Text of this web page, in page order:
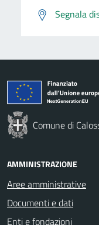
Segnala
Comune di
AMMINISTRAZIONE
Aree amministrative
Documenti e dati
Enti e fondazioni